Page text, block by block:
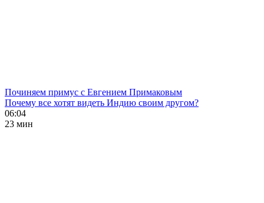
Починяем примус с Евгением Примаковым
Почему все хотят видеть Индию своим другом?
06:04
23 мин